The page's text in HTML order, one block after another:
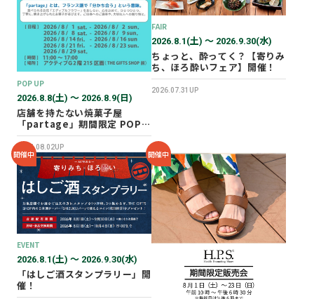
2025年10月
POP UP
2026.8.8(土) 〜 2026.8.9(日)
店舗を持たない焼菓子屋
「partage」期間限定 POP
UP SHOP オープン！
2026.08.02UP
FAIR
2026.8.1(土) 〜 2026.9.30(水)
ちょっと、酔ってく？【寄りみ
ち、ほろ酔いフェア】開催！
2026.07.31UP
開催中
EVENT
2026.8.1(土) 〜 2026.9.30(水)
「はしご酒スタンプラリー」開
催！
開催中